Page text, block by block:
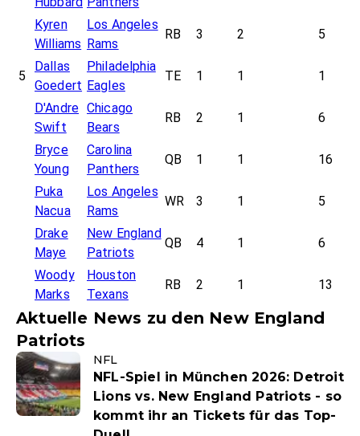
Kyren
Williams
Los Angeles
Rams
RB 3 2 5
5
Dallas
Goedert
Philadelphia
Eagles
TE 1 1 1
D'Andre
Swift
Chicago
Bears
RB 2 1 6
Bryce
Young
Carolina
Panthers
QB 1 1 16
Puka
Nacua
Los Angeles
Rams
WR 3 1 5
Drake
Maye
New England
Patriots
QB 4 1 6
Woody
Marks
Houston
Texans
RB 2 1 13
Aktuelle News zu den New England
Patriots
NFL
NFL-Spiel in München 2026: Detroit
Lions vs. New England Patriots - so
kommt ihr an Tickets für das Top-